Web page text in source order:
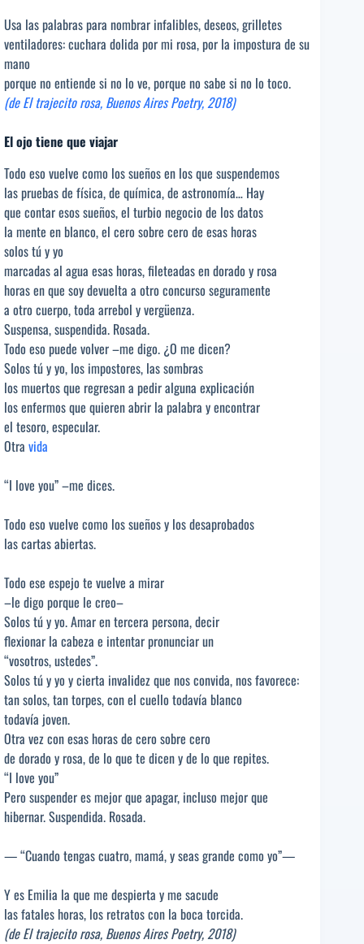
Usa las palabras para nombrar infalibles, deseos, grilletes
ventiladores: cuchara dolida por mi rosa, por la impostura de su
mano
porque no entiende si no lo ve, porque no sabe si no lo toco.
(de El trajecito rosa, Buenos Aires Poetry, 2018)
El ojo tiene que viajar
Todo eso vuelve como los sueños en los que suspendemos
las pruebas de física, de química, de astronomía… Hay
que contar esos sueños, el turbio negocio de los datos
la mente en blanco, el cero sobre cero de esas horas
solos tú y yo
marcadas al agua esas horas, fileteadas en dorado y rosa
horas en que soy devuelta a otro concurso seguramente
a otro cuerpo, toda arrebol y vergüenza.
Suspensa, suspendida. Rosada.
Todo eso puede volver –me digo. ¿O me dicen?
Solos tú y yo, los impostores, las sombras
los muertos que regresan a pedir alguna explicación
los enfermos que quieren abrir la palabra y encontrar
el tesoro, especular.
Otra vida
“I love you” –me dices.
Todo eso vuelve como los sueños y los desaprobados
las cartas abiertas.
Todo ese espejo te vuelve a mirar
–le digo porque le creo–
Solos tú y yo. Amar en tercera persona, decir
flexionar la cabeza e intentar pronunciar un
“vosotros, ustedes”.
Solos tú y yo y cierta invalidez que nos convida, nos favorece:
tan solos, tan torpes, con el cuello todavía blanco
todavía joven.
Otra vez con esas horas de cero sobre cero
de dorado y rosa, de lo que te dicen y de lo que repites.
“I love you”
Pero suspender es mejor que apagar, incluso mejor que
hibernar. Suspendida. Rosada.
— “Cuando tengas cuatro, mamá, y seas grande como yo”—
Y es Emilia la que me despierta y me sacude
las fatales horas, los retratos con la boca torcida.
(de El trajecito rosa, Buenos Aires Poetry, 2018)